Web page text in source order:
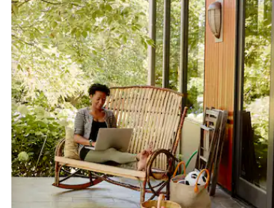
las teclas de las flechas hacia arriba y hacia